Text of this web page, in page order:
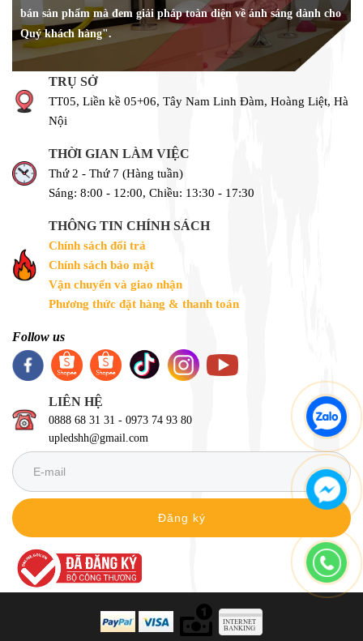
bán sản phẩm mà đem giải pháp toàn diện về ánh sáng dành cho
Quý khách hàng".
TRỤ SỞ
TT05, Liền kề 05+06, Tây Nam Linh Đàm, Hoàng Liệt, Hà
Nội
THỜI GIAN LÀM VIỆC
Thứ 2 - Thứ 7 (Hàng tuần)
Sáng: 8:00 - 12:00, Chiều: 13:30 - 17:30
THÔNG TIN CHÍNH SÁCH
Chính sách đổi trả
Chính sách bảo mật
Vận chuyển và giao nhận
Phương thức đặt hàng & thanh toán
Follow us
LIÊN HỆ
0888 68 31 31 - 0973 74 93 80
upledshh@gmail.com
Đăng ký